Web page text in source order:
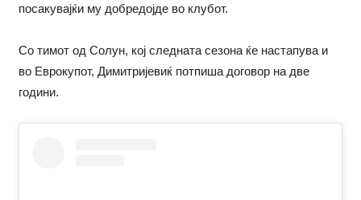
посакувајќи му добредојде во клубот.
Со тимот од Солун, кој следната сезона ќе настапува и
во Еврокупот, Димитријевиќ потпиша договор на две
години.